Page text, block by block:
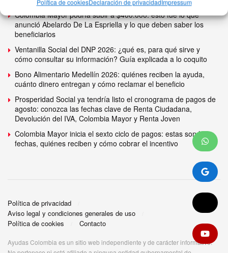
Política de cookiesDeclaración de privacidadImpressum
Colombia Mayor podría subir a $400.000: esto fue lo que
anunció Abelardo De La Espriella y lo que deben saber los
beneficiarios
Ventanilla Social del DNP 2026: ¿qué es, para qué sirve y
cómo consultar su información? Guía explicada a lo coquito
Bono Alimentario Medellín 2026: quiénes reciben la ayuda,
cuánto dinero entregan y cómo reclamar el beneficio
Prosperidad Social ya tendría listo el cronograma de pagos de
agosto: conozca las fechas clave de Renta Ciudadana,
Devolución del IVA, Colombia Mayor y Renta Joven
Colombia Mayor inicia el sexto ciclo de pagos: estas son las
fechas, quiénes reciben y cómo cobrar el incentivo
Política de privacidad
Aviso legal y condiciones generales de uso
Política de cookies
Contacto
Ayudas Colombia es un sitio web independiente y de carácter informativo.